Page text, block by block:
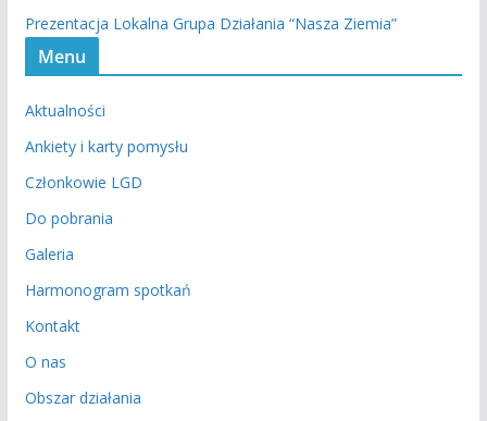
Prezentacja Lokalna Grupa Działania “Nasza Ziemia”
Menu
Aktualności
Ankiety i karty pomysłu
Członkowie LGD
Do pobrania
Galeria
Harmonogram spotkań
Kontakt
O nas
Obszar działania